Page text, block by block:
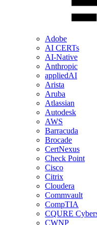
Adobe
AI CERTs
AI-Native
Anthropic
appliedAI
Arista
Aruba
Atlassian
Autodesk
AWS
Barracuda
Brocade
CertNexus
Check Point
Cisco
Citrix
Cloudera
Commvault
CompTIA
CQURE
CWNP